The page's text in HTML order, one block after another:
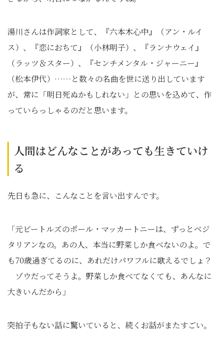
湯川さんは作詞家として、『六本木心中』（アン・ルイ
ス）、『恋におちて』（小林明子）、『ランナウェイ』
（ラッツ＆スター）、『センチメンタル・ジャーニー』
（松本伊代）……と数々の名曲を世に送り出しています
が、常に「明日死ぬかもしれない」との思いを込めて、作
っていらっしゃるのだと思います。
人間はどんなことがあっても生きていけ
る
先日も急に、こんなことを言い出すんです。
「元ビートルズのポール・マッカートニーは、ずっとベジ
タリアンなの。あの人、本当に野菜しか食べないのよ。で
も70歳過ぎてるのに、あれだけパワフルに歌えるでしょ？
ゾウだってそうよ。野菜しか食べてなくても、あんなに
大きいんだから」
突拍子もない話に驚いていると、続くお話がまたすごい。